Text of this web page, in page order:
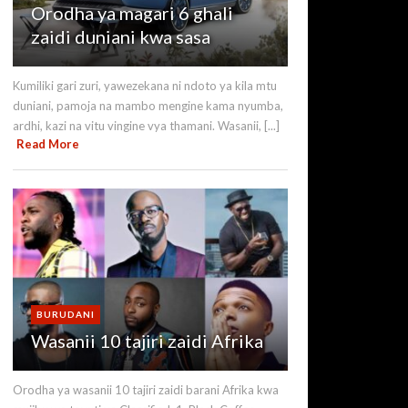
Orodha ya magari 6 ghali
zaidi duniani kwa sasa
Kumiliki gari zuri, yawezekana ni ndoto ya kila mtu
duniani, pamoja na mambo mengine kama nyumba,
ardhi, kazi na vitu vingine vya thamani. Wasanii, [...]
Read More
BURUDANI
Wasanii 10 tajiri zaidi Afrika
Orodha ya wasanii 10 tajiri zaidi barani Afrika kwa